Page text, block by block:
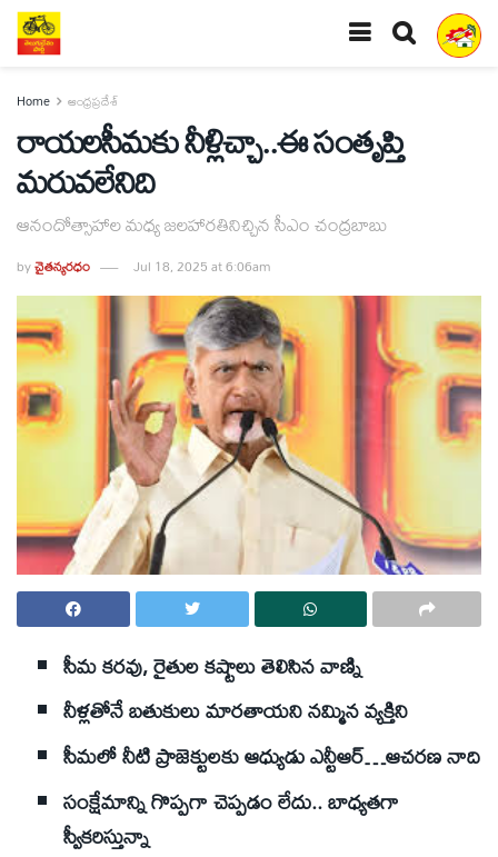
Home ఆంధ్రప్రదేశ్
రాయలసీమకు నీళ్లిచ్చా..ఈ సంతృప్తి
మరువలేనిది
ఆనందోత్సాహాల మధ్య జలహారతినిచ్చిన సీఎం చంద్రబాబు
byచైతన్యరధం Jul 18, 2025 at 6:06am
సీమ కరవు, రైతుల కష్టాలు తెలిసిన వాణ్ని
నీళ్లతోనే బతుకులు మారతాయని నమ్మిన వ్యక్తిని
సీమలో నీటి ప్రాజెక్టులకు ఆధ్యుడు ఎన్టీఆర్‌…ఆచరణ నాది
సంక్షేమాన్ని గొప్పగా చెప్పడం లేదు.. బాధ్యతగా
స్వీకరిస్తున్నా